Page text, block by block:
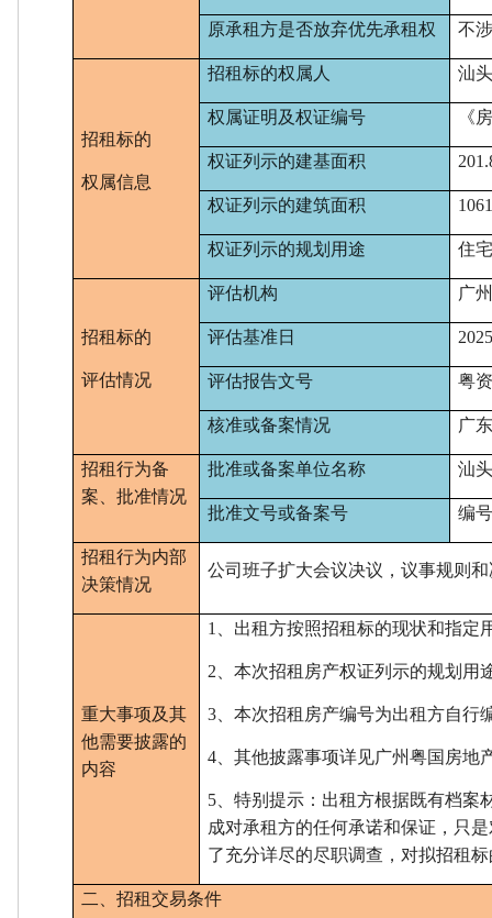
原承租方是否放弃优先承租权 不
招租标的
权属信息
招租标的权属人 汕
权属证明及权证编号 《
权证列示的建基面积
权证列示的建筑面积
权证列示的规划用途 住
招租标的
评估情况
评估机构 广
评估基准日
评估报告文号 粤
核准或备案情况 广
招租行为备
案、批准情况
批准或备案单位名称 汕
批准文号或备案号 编
招租行为内部
决策情况
公司班子扩大会议决议，议事规则
重大事项及其
他需要披露的
内容
1、 出租方按照招租标的现状和指定
2、本次招租房产权证列示的规划用
3、本次招租房产编号为出租方自行
4、其他披露事项详见广州粤国房地
5、特别提示：出租方根据既有档案
成对承租方的任何承诺和保证，只
了充分详尽的尽职调查，对拟招租
二、招租交易条件